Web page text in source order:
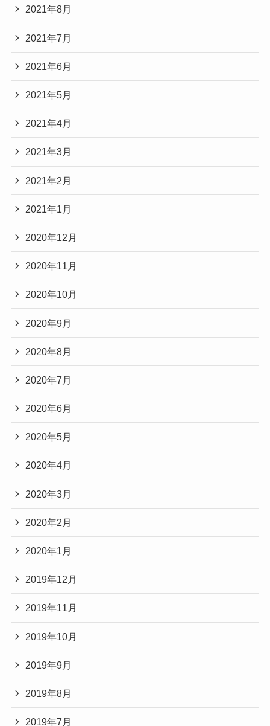
2021年8月
2021年7月
2021年6月
2021年5月
2021年4月
2021年3月
2021年2月
2021年1月
2020年12月
2020年11月
2020年10月
2020年9月
2020年8月
2020年7月
2020年6月
2020年5月
2020年4月
2020年3月
2020年2月
2020年1月
2019年12月
2019年11月
2019年10月
2019年9月
2019年8月
2019年7月